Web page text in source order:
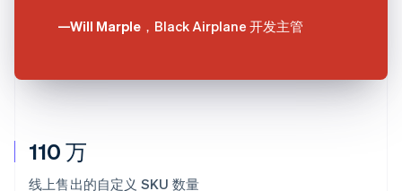
110 万
线上售出的自定义 SKU 数量
—Will Marple ，Black Airplane 开发主管